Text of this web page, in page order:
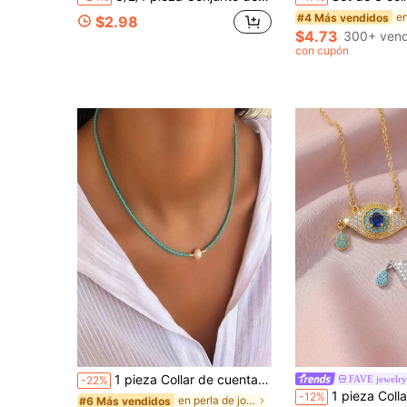
$2.98 #4 Más vendidos
$4.73 300+
con cupón
-22% 1 pieza Collar de cuentas de perlas de agua dulce multicolor con temática de vacaciones de estilo bohemio, accesorio elegante para mujeres, regalo ideal para seres queridos
#6 Más vendidos en perla de joyería Collares De Mujer
FAVE jewelry
-12% 1 pieza Collar con colgante de ojo malvado en color dorado/plateado con decoración de circonita cúbica, color